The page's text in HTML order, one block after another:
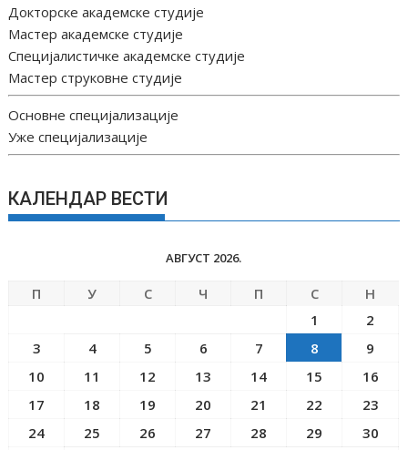
Докторске академске студије
Мастер академске студије
Специјалистичке академске студије
Мастер струковне студије
Основне специјализације
Уже специјализације
КАЛЕНДАР ВЕСТИ
АВГУСТ 2026.
П У С Ч П С Н
1
2
3
4 5 6 7 8
9
10
11 12 13 14 15
16
17
18 19 20 21 22
23
24
25 26 27 28 29
30